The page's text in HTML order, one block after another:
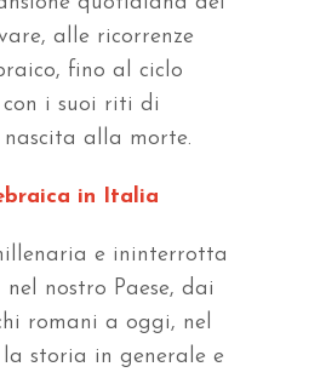
alle ricorrenze
fino al ciclo
i suoi riti di
alla morte.
in Italia
e ininterrotta
nostro Paese, dai
romani a oggi, nel
storia in generale e